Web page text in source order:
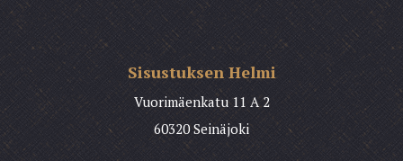
Sisustuksen Helmi
Vuorimäenkatu 11 A 2
60320 Seinäjoki